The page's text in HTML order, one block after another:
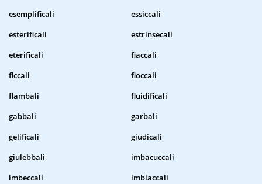
esemplificali
essiccali
esterificali
estrinsecali
eterificali
fiaccali
ficcali
fioccali
flambali
fluidificali
gabbali
garbali
gelificali
giudicali
giulebbali
imbacuccali
imbeccali
imbiaccali